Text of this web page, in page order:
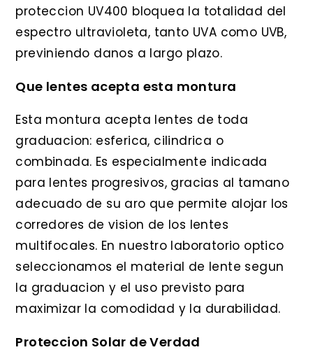
proteccion UV400 bloquea la totalidad del
espectro ultravioleta, tanto UVA como UVB,
previniendo danos a largo plazo.
Que lentes acepta esta montura
Esta montura acepta lentes de toda
graduacion: esferica, cilindrica o
combinada. Es especialmente indicada
para lentes progresivos, gracias al tamano
adecuado de su aro que permite alojar los
corredores de vision de los lentes
multifocales. En nuestro laboratorio optico
seleccionamos el material de lente segun
la graduacion y el uso previsto para
maximizar la comodidad y la durabilidad.
Proteccion Solar de Verdad